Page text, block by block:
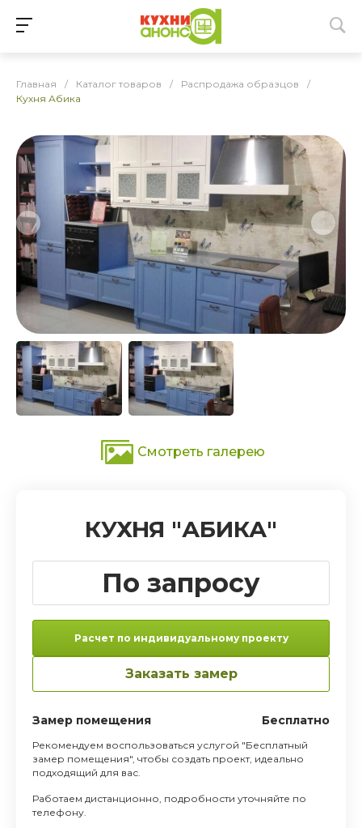
Главная / Каталог товаров / Распродажа образцов
/
Кухня Абика
Смотреть галерею
КУХНЯ "АБИКА"
По запросу
Расчет по индивидуальному проекту
Заказать замер
Замер помещения Бесплатно
Рекомендуем воспользоваться услугой "Бесплатный
замер помещения", чтобы создать проект, идеально
подходящий для вас.
Работаем дистанционно, подробности уточняйте по
телефону.